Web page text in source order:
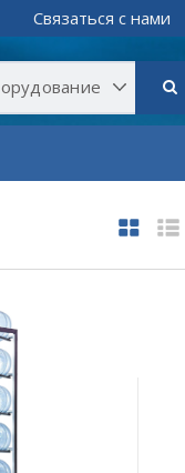
Связаться с нами